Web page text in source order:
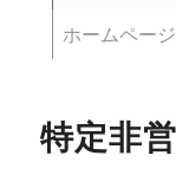
ホームページ
特定非